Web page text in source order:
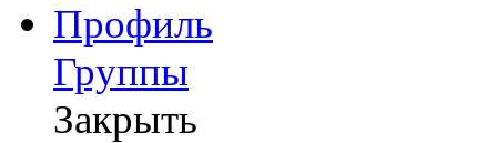
Профиль
Группы
Закрыть